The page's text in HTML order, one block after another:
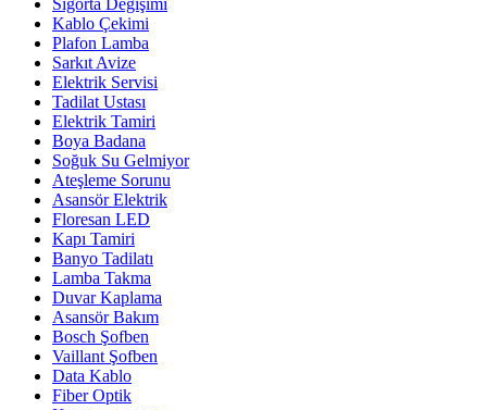
Sigorta Değişimi
Kablo Çekimi
Plafon Lamba
Sarkıt Avize
Elektrik Servisi
Tadilat Ustası
Elektrik Tamiri
Boya Badana
Soğuk Su Gelmiyor
Ateşleme Sorunu
Asansör Elektrik
Floresan LED
Kapı Tamiri
Banyo Tadilatı
Lamba Takma
Duvar Kaplama
Asansör Bakım
Bosch Şofben
Vaillant Şofben
Data Kablo
Fiber Optik